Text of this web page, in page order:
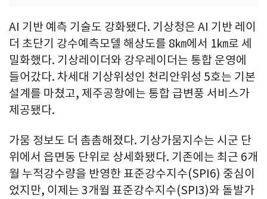
AI 기반 예측 기술도 강화됐다. 기상청은 AI 기반 레이
더 초단기 강수예측모델 해상도를 8㎞에서 1㎞로 세
밀화했다. 기상레이더와 강우레이더는 통합 운영에
들어갔다. 차세대 기상위성인 천리안위성 5호는 기본
설계를 마쳤고, 제주공항에는 통합 급변풍 서비스가
제공됐다.
가뭄 정보도 더 촘촘해졌다. 기상가뭄지수는 시군 단
위에서 읍면동 단위로 상세화됐다. 기존에는 최근 6개
월 누적강수량을 반영한 표준강수지수(SPI6) 중심이
었지만, 이제는 3개월 표준강수지수(SPI3)와 돌발가